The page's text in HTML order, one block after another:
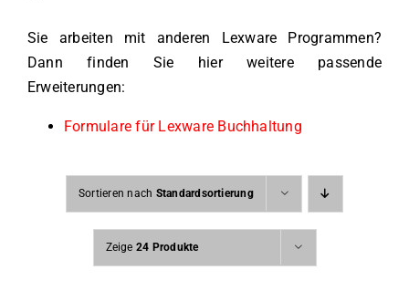
Sie arbeiten mit anderen Lexware Programmen?
Dann finden Sie hier weitere passende
Erweiterungen:
Formulare für Lexware Buchhaltung
Sortieren nach Standardsortierung
Zeige 24 Produkte